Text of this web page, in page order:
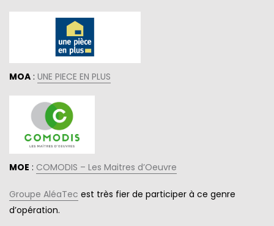
MOA : UNE PIECE EN PLUS
MOE : COMODIS – Les Maitres d’Oeuvre
Groupe AléaTec est très fier de participer à ce genre
d’opération.